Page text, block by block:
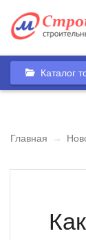
Каталог
Главная →